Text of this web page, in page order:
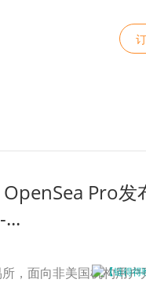
OpenSea Pro发
，面向非美国机构用